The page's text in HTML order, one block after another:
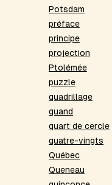
Potsdam
préface
principe
projection
Ptolémée
puzzle
quadrillage
quand
quart de cercle
quatre-vingts
Québec
Queneau